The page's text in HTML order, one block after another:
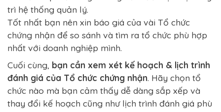
trì hệ thống quản lý.
Tốt nhất bạn nên xin báo giá của vài Tổ chức
chứng nhận để so sánh và tìm ra tổ chức phù hợp
nhất với doanh nghiệp mình.
Cuối cùng, bạn cần xem xét kế hoạch & lịch trình
đánh giá của Tổ chức chứng nhận. Hãy chọn tổ
chức nào mà bạn cảm thấy dễ dàng sắp xếp và
thay đổi kế hoạch cũng như lịch trình đánh giá phù